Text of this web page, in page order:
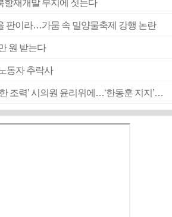
항재개발 부지에 짓는다
판이라…가뭄 속 밀양물축제 강행 논란
원 받는다
동자 추락사
국힘 부산시당, ‘정이한 조력’ 시의원 윤리위에…‘한동훈 지지’도 신고접수